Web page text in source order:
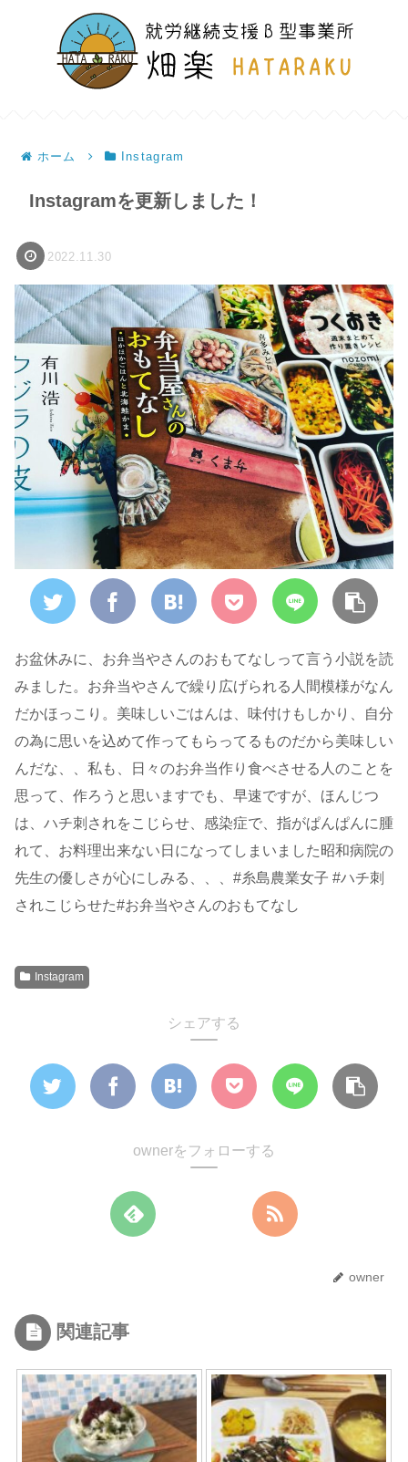
ホーム Instagram
Instagramを更新しました！
2022.11.30
お盆休みに、お弁当やさんのおもてなしって言う小説を読
みました。お弁当やさんで繰り広げられる人間模様がなん
だかほっこり。美味しいごはんは、味付けもしかり、自分
の為に思いを込めて作ってもらってるものだから美味しい
んだな、、私も、日々のお弁当作り食べさせる人のことを
思って、作ろうと思いますでも、早速ですが、ほんじつ
は、ハチ刺されをこじらせ、感染症で、指がぱんぱんに腫
れて、お料理出来ない日になってしまいました昭和病院の
先生の優しさが心にしみる、、、#糸島農業女子︎ #ハチ刺
されこじらせた#お弁当やさんのおもてなし
Instagram
シェアする
ownerをフォローする
owner
関連記事